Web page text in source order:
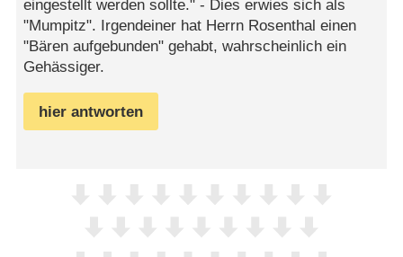
eingestellt werden sollte." - Dies erwies sich als
"Mumpitz". Irgendeiner hat Herrn Rosenthal einen
"Bären aufgebunden" gehabt, wahrscheinlich ein
Gehässiger.
hier antworten